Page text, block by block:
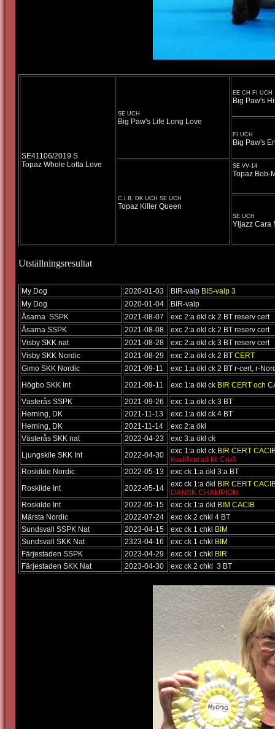
SE41106/2019 S
Topaz Whole Lotta Love
SE UCH
Big Paw's Life Long Love
EE CH FI UCH
Big Paw's
FI UCH
Big Paw's
C.I.B. DK UCH SE UCH
Topaz Killer Queen
SE VV-14
Topaz Bob-
SE UCH
Yljazz Cara
Utställningsresultat
My Dog 2020-01-03 BIR-valp BIS-valp 3
My Dog
2020-01-04
BIR-valp
Åsarna SSPK
2021-08-07
exc 2:a ökl ck 2 BT reserv cert
Åsarna SSPK
2021-08-08
exc 2:a ökl ck 2 BT reserv cert
Visby SKK nat
2021-08-28
exc 2:a ökl ck 3 BT reserv cert
Visby SKK Nordic
2021-08-29 exc 2:a ökl ck 2 BT CERT
Gimo SKK Nordic
2021-09-11
exc 1:a ökl ck 2 BT r-cert, r-
Högbo SKK Int
2021-09-11 exc 1:a ökl ck BIR CERT och
Västerås SSPK
2021-09-26
exc 1:a ökl ck 3 BT
Herning, DK
2021-11-13
exc 1:a ökl ck 4 BT
Herning, DK
2021-11-14
exc 2:a ökl
Västerås SKK nat
2022-04-23
exc 3:a ökl ck
Ljungskile SKK Int
2022-04-30 exc 1:a ökl ck BIR CERT
kvalificerad till Cruft
Roskilde Nordic
2022-05-13
exc ck 1:a ökl 3:a BT
Roskilde Int
2022-05-14 exc ck 1:a ökl BIR CERT
DANSK CHAMPION
Roskilde Int
2022-05-15 exc ck 1:a ökl BIM CACIB
Märsta Nordic
2022-07-24
exc ck 2 chkl 4 BT
Sundsvall SSPK Nat
2023-04-15 exc ck 1 chkl BIM
Sundsvall SKK Nat
2323-04-16 exc ck 1 chkl BIM
Färjestaden SSPK
2023-04-29 exc ck 1 chkl BIR
Färjestaden SKK Nat
2023-04-30 exc ck 2 chkl 3 BT